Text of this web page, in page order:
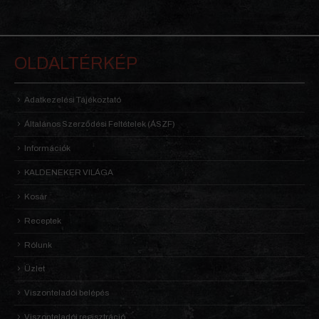
OLDALTÉRKÉP
Adatkezelési Tájékoztató
Általános Szerződési Feltételek (ÁSZF)
Információk
KALDENEKER VILÁGA
Kosár
Receptek
Rólunk
Üzlet
Viszonteladói belépés
Viszonteladói regisztráció